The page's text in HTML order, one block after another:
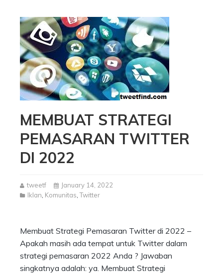
MEMBUAT STRATEGI
PEMASARAN TWITTER
DI 2022
tweetf
January 14, 2022
Iklan, Komunitas,Twitter
Membuat Strategi Pemasaran Twitter di 2022 –
Apakah masih ada tempat untuk Twitter dalam
strategi pemasaran 2022 Anda ? Jawaban
singkatnya adalah: ya. Membuat Strategi